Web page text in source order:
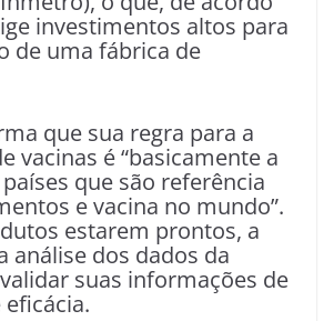
investimentos altos para
de uma fábrica de
que sua regra para a
vacinas é “basicamente a
que são referência
e vacina no mundo”.
estarem prontos, a
análise dos dados da
suas informações de
eficácia.